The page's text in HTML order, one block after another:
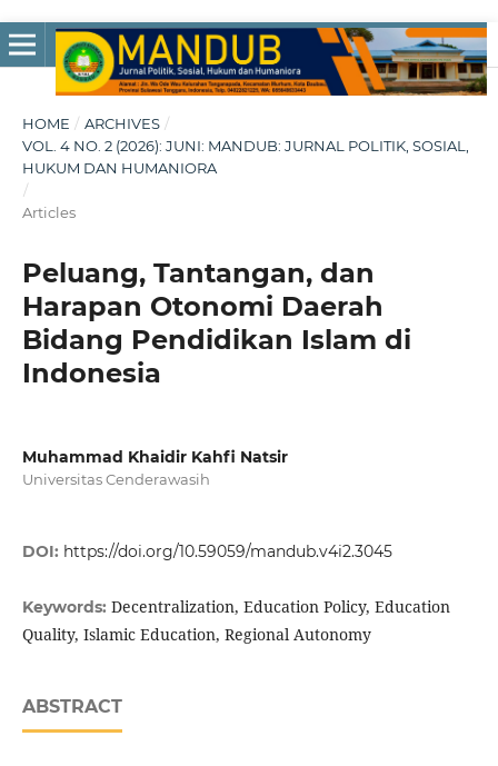
HOME / ARCHIVES /
VOL. 4 NO. 2 (2026): JUNI: MANDUB: JURNAL POLITIK, SOSIAL,
HUKUM DAN HUMANIORA
/
Articles
Peluang, Tantangan, dan
Harapan Otonomi Daerah
Bidang Pendidikan Islam di
Indonesia
Muhammad Khaidir Kahfi Natsir
Universitas Cenderawasih
DOI: https://doi.org/10.59059/mandub.v4i2.3045
Keywords: Decentralization, Education Policy, Education
Quality, Islamic Education, Regional Autonomy
ABSTRACT